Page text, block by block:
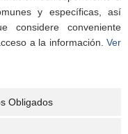
y específicas, así
considere conveniente
a la información. Ver
Obligados